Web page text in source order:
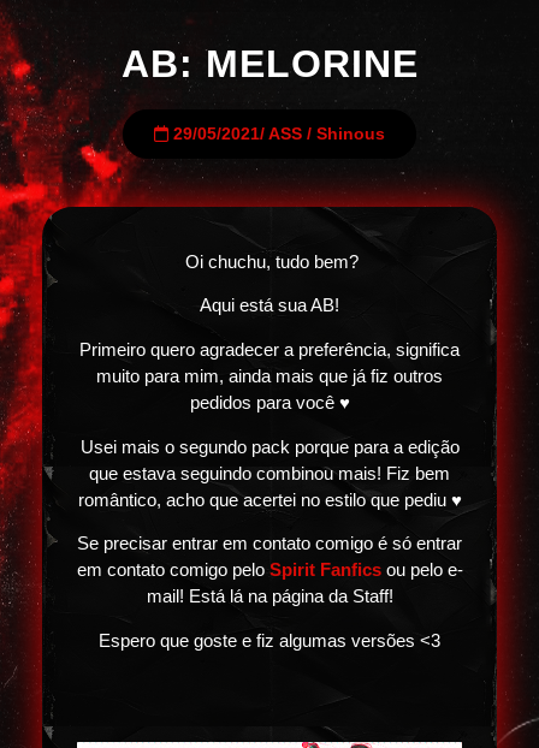
AB: MELORINE
29/05/2021/ ASS / Shinous
Oi chuchu, tudo bem?
Aqui está sua AB!
Primeiro quero agradecer a preferência, significa
muito para mim, ainda mais que já fiz outros
pedidos para você ♥
Usei mais o segundo pack porque para a edição
que estava seguindo combinou mais! Fiz bem
romântico, acho que acertei no estilo que pediu ♥
Se precisar entrar em contato comigo é só entrar
em contato comigo pelo Spirit Fanficsou pelo e-
mail! Está lá na página da Staff!
Espero que goste e fiz algumas versões <3